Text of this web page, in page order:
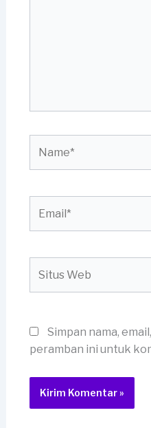
Web
Simpan nama,
peramban ini untuk